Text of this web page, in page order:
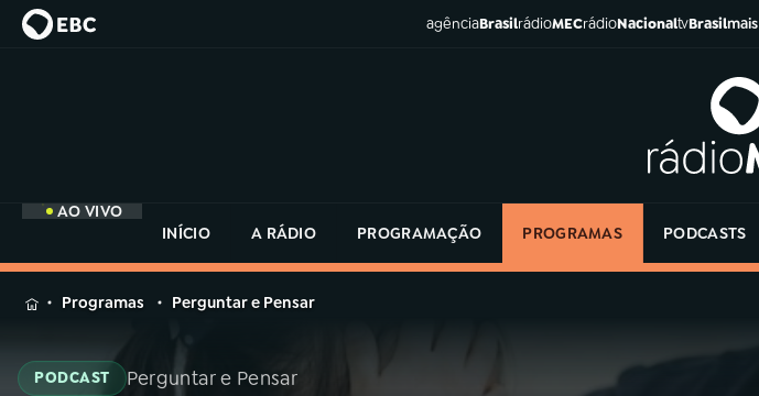
agênciaBrasilrádioMECrádioNacionaltvBrasilmais
AO VIVO
INÍCIO
A RÁDIO PROGRAMAÇÃO PROGRAMAS PODCASTS
MENU
na
Rádio
Programas Perguntar e Pensar
PODCAST Perguntar e Pensar